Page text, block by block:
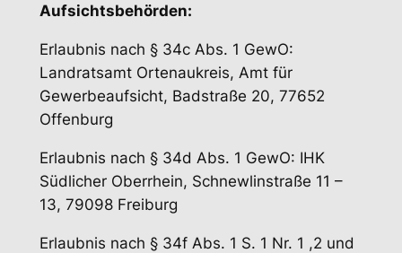
Aufsichtsbehörden:
Erlaubnis nach § 34c Abs. 1 GewO:
Landratsamt Ortenaukreis, Amt für
Gewerbeaufsicht, Badstraße 20, 77652
Offenburg
Erlaubnis nach § 34d Abs. 1 GewO: IHK
Südlicher Oberrhein, Schnewlinstraße 11 –
13, 79098 Freiburg
Erlaubnis nach § 34f Abs. 1 S. 1 Nr. 1 ,2 und